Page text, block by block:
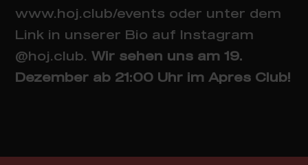
www.hoj.club/events oder unter dem
Link in unserer Bio auf Instagram
@hoj.club.Wir sehen uns am 19.
Dezember ab 21:00 Uhr im Apres Club!